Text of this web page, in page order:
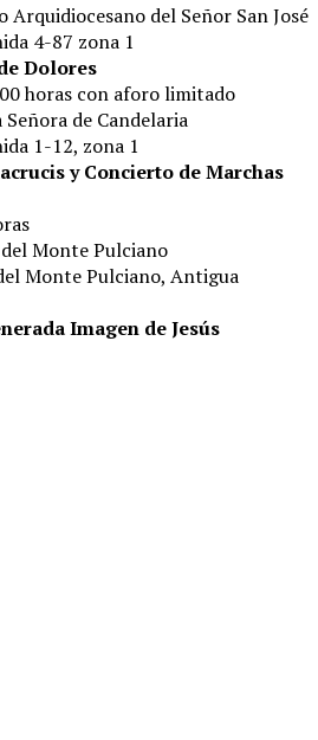
del Señor San José
4-87 zona 1
Dolores
horas con aforo limitado
de Candelaria
1-12, zona 1
y Concierto de Marchas
Monte Pulciano
Monte Pulciano, Antigua
Imagen de Jesús